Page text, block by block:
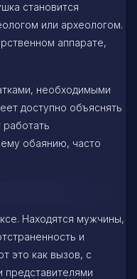
становится
или археологом.
аппарате,
необходимыми
доступно объяснять
обаянию, часто
Находятся мужчины,
и
это как вызов, с
представителями